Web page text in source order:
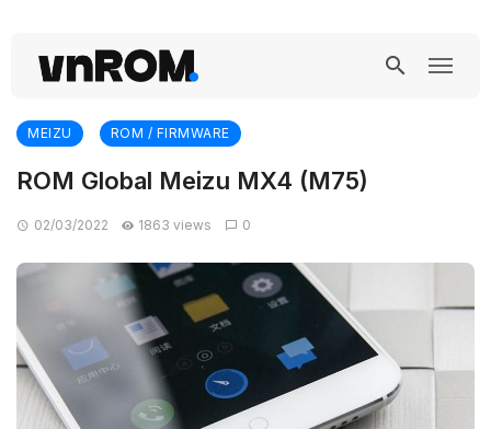
MEIZU ROM / FIRMWARE
ROM Global Meizu MX4 (M75)
02/03/2022 1863 views 0